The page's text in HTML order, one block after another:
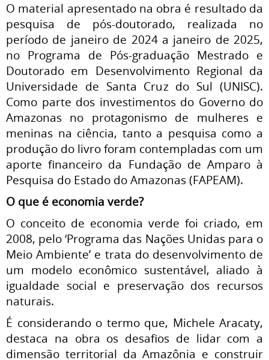
O material apresentado na obra é resultado da
pesquisa de pós-doutorado, realizada no
período de janeiro de 2024 a janeiro de 2025,
no Programa de Pós-graduação Mestrado e
Doutorado em Desenvolvimento Regional da
Universidade de Santa Cruz do Sul (UNISC).
Como parte dos investimentos do Governo do
Amazonas no protagonismo de mulheres e
meninas na ciência, tanto a pesquisa como a
produção do livro foram contempladas com um
aporte financeiro da Fundação de Amparo à
Pesquisa do Estado do Amazonas (FAPEAM).
O que é economia verde?
O conceito de economia verde foi criado, em
2008, pelo ‘Programa das Nações Unidas para o
Meio Ambiente’ e trata do desenvolvimento de
um modelo econômico sustentável, aliado à
igualdade social e preservação dos recursos
naturais.
É considerando o termo que, Michele Aracaty,
destaca na obra os desafios de lidar com a
dimensão territorial da Amazônia e construir